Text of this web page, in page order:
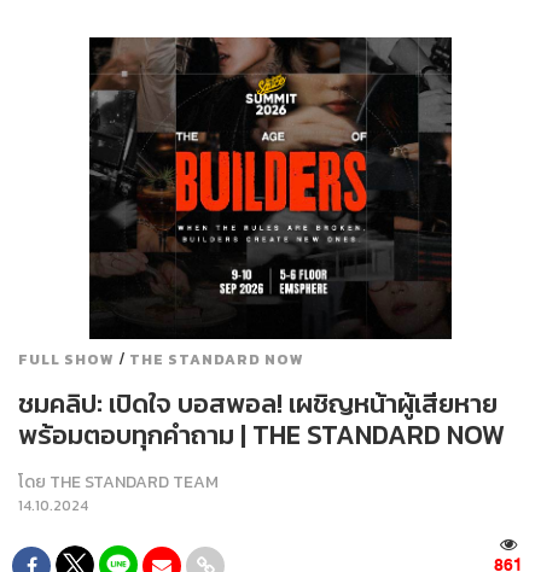
FULL SHOW / THE STANDARD NOW
ชมคลิป: เปิดใจ บอสพอล! เผชิญหน้าผู้เสียหาย
พร้อมตอบทุกคำถาม | THE STANDARD NOW
โดย THE STANDARD TEAM
14.10.2024
861